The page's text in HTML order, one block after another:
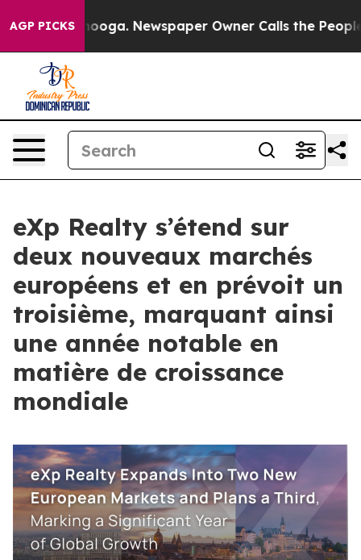
AGP PICKS Newspaper Owner Calls the People
eXp Realty s’étend sur
deux nouveaux marchés
européens et en prévoit un
troisième, marquant ainsi
une année notable en
matière de croissance
mondiale